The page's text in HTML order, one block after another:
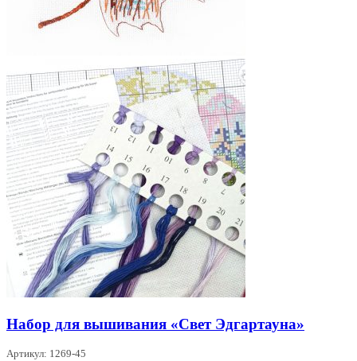
Набор для вышивания «Свет Эдгартауна»
Артикул: 1269-45